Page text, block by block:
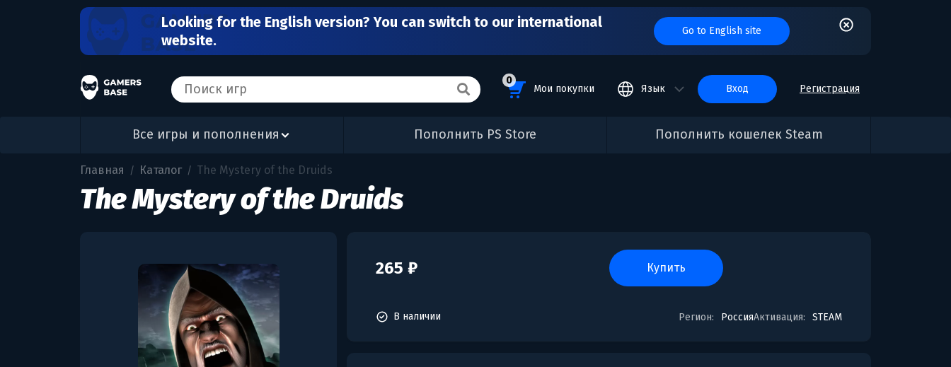
Looking for the English version? You can switch to our international
website.
Go to English site
0
Мои покупки Язык вход Регистрация
Все игры и пополнения Пополнить PS Store Пополнить кошелек Steam
Главная / Каталог / The Mystery of the Druids
The Mystery of the Druids
265 ₽ купить
Регион: РоссияАктивация: STEAM
В наличии